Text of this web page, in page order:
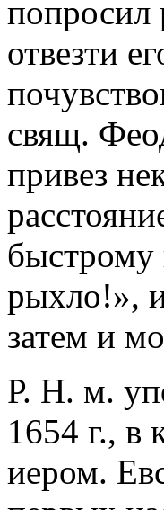
попросил
отвезти
свящ.
привез
рыхло!»,
затем и
Р. Н. м.
1654 г., в
иером.